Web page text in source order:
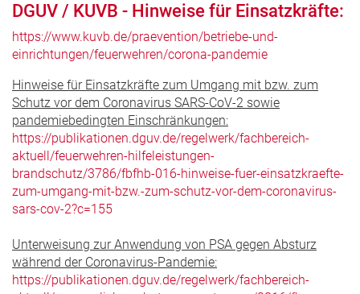
DGUV / KUVB - Hinweise für Einsatzkräfte:
https://www.kuvb.de/praevention/betriebe-und-
einrichtungen/feuerwehren/corona-pandemie
Hinweise für Einsatzkräfte zum Umgang mit bzw. zum
Schutz vor dem Coronavirus SARS-CoV-2 sowie
pandemiebedingten Einschränkungen:
https://publikationen.dguv.de/regelwerk/fachbereich-
aktuell/feuerwehren-hilfeleistungen-
brandschutz/3786/fbfhb-016-hinweise-fuer-einsatzkraefte-
zum-umgang-mit-bzw.-zum-schutz-vor-dem-coronavirus-
sars-cov-2?c=155
Unterweisung zur Anwendung von PSA gegen Absturz
während der Coronavirus-Pandemie:
https://publikationen.dguv.de/regelwerk/fachbereich-